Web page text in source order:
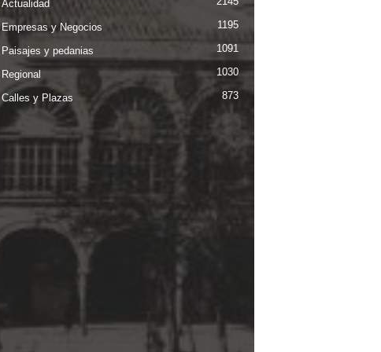
Actualidad
Empresas y Negocios 1195
Paisajes y pedanias 1091
Regional 1030
Calles y Plazas 873